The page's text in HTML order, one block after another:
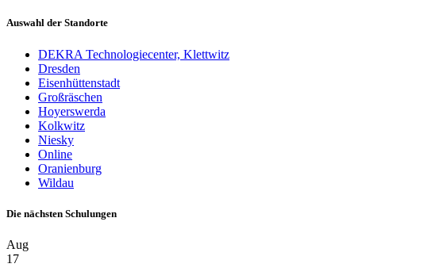
Auswahl der Standorte
DEKRA Technologiecenter, Klettwitz
Dresden
Eisenhüttenstadt
Großräschen
Hoyerswerda
Kolkwitz
Niesky
Online
Oranienburg
Wildau
Die nächsten Schulungen
Aug
17